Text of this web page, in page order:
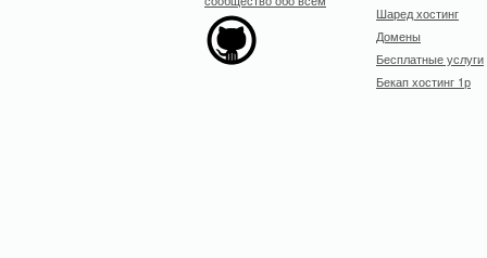
Шаред хостинг
Домены
Бесплатные услуги
Бекап хостинг 1р